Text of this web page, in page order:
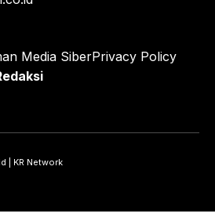
Media SiberPrivacy Policy
| KR Network